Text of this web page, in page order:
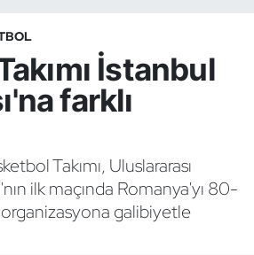
İstanbul
farklı
Takımı, Uluslararası
ilk maçında Romanya'yı 80-
galibiyetle
Dart